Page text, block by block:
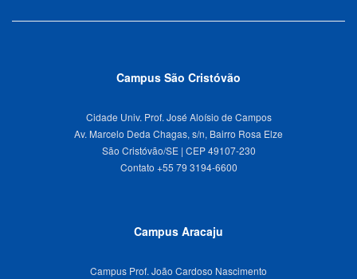
Campus São Cristóvão
Cidade Univ. Prof. José Aloísio de Campos
Av. Marcelo Deda Chagas, s/n, Bairro Rosa Elze
São Cristóvão/SE | CEP 49107-230
Campus Aracaju
Campus Prof. João Cardoso Nascimento